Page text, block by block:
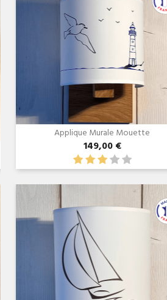
Applique Murale Mouette
149,00 €
Aperçu rapide